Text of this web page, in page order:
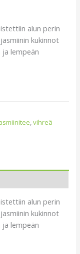
alun perin
kukinnot
lempeän
,vihreä
alun perin
kukinnot
lempeän